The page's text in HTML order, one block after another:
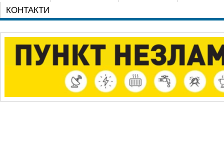
КОНТАКТИ